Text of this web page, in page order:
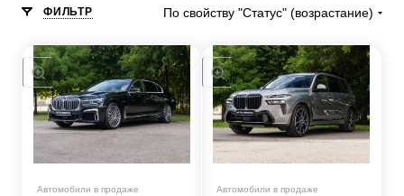
ФИЛЬТР По свойству "Статус" (возрастание)
Автомобили в продаже Автомобили в продаже